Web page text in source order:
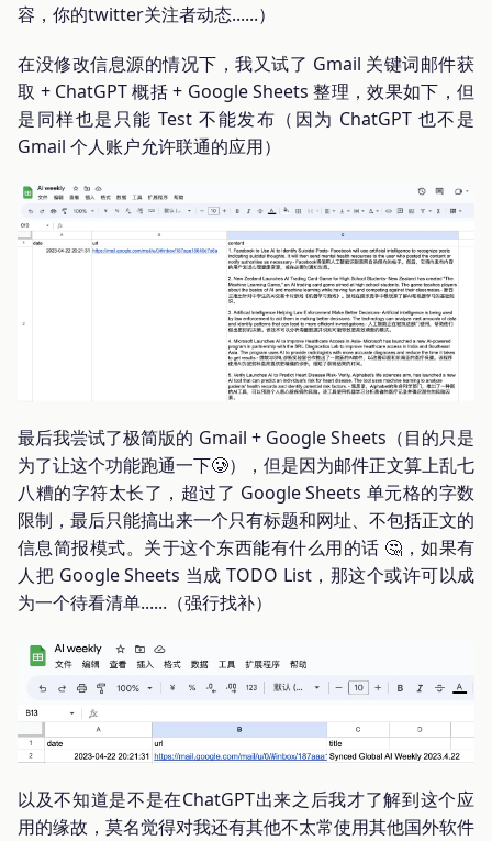
容，你的twitter关注者动态......）
在没修改信息源的情况下，我又试了 Gmail 关键词邮件获
取 + ChatGPT 概括 + Google Sheets 整理，效果如下，但
是同样也是只能 Test 不能发布（因为 ChatGPT 也不是
Gmail 个人账户允许联通的应用）
最后我尝试了极简版的 Gmail + Google Sheets（目的只是
为了让这个功能跑通一下🥲），但是因为邮件正文算上乱七
八糟的字符太长了，超过了 Google Sheets 单元格的字数
限制，最后只能搞出来一个只有标题和网址、不包括正文的
信息简报模式。关于这个东西能有什么用的话 🤔，如果有
人把 Google Sheets 当成 TODO List，那这个或许可以成
为一个待看清单......（强行找补）
以及不知道是不是在ChatGPT出来之后我才了解到这个应
用的缘故，莫名觉得对我还有其他不太常使用其他国外软件